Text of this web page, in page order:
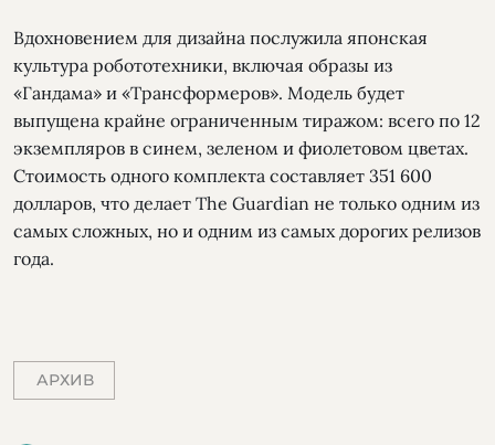
Вдохновением для дизайна послужила японская
культура робототехники, включая образы из
«Гандама» и «Трансформеров». Модель будет
выпущена крайне ограниченным тиражом: всего по 12
экземпляров в синем, зеленом и фиолетовом цветах.
Стоимость одного комплекта составляет 351 600
долларов, что делает The Guardian не только одним из
самых сложных, но и одним из самых дорогих релизов
года.
АРХИВ